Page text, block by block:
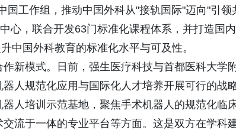
工作组，推动中国外科从"接轨国际"迈向"引领
心，联合开发63门标准化课程体系，并打造国内
中国外科教育的标准化水平与可及性。
新模式。日前，强生医疗科技与首都医科大学
人规范化应用与国际化人才培养开展可行的战
人培训示范基地，聚焦手术机器人的规范化临
流于一体的专业平台等方面。这是双方在学科